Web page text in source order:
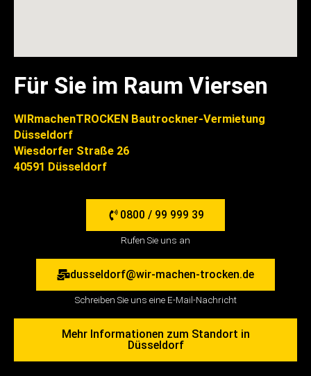
Für Sie im Raum Viersen
WIRmachenTROCKEN Bautrockner-Vermietung
Düsseldorf
Wiesdorfer Straße 26
40591 Düsseldorf
0800 / 99 999 39
Rufen Sie uns an
dusseldorf@wir-machen-trocken.de
Schreiben Sie uns eine E-Mail-Nachricht
Mehr Informationen zum Standort in
Düsseldorf